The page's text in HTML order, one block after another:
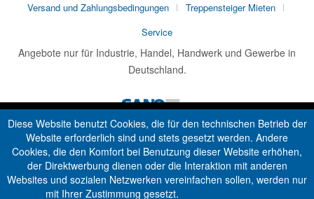
Versand und Zahlungsbedingungen
Treppensteiger Mieten
Service
Angebote nur für Industrie, Handel, Handwerk und Gewerbe in
Deutschland.
Diese Website benutzt Cookies, die für den technischen Betrieb der
Website erforderlich sind und stets gesetzt werden. Andere
Cookies, die den Komfort bei Benutzung dieser Website erhöhen,
der Direktwerbung dienen oder die Interaktion mit anderen
Websites und sozialen Netzwerken vereinfachen sollen, werden nur
mit Ihrer Zustimmung gesetzt.